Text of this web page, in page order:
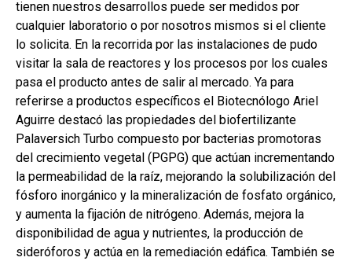
tienen nuestros desarrollos puede ser medidos por
cualquier laboratorio o por nosotros mismos si el cliente
lo solicita. En la recorrida por las instalaciones de pudo
visitar la sala de reactores y los procesos por los cuales
pasa el producto antes de salir al mercado. Ya para
referirse a productos específicos el Biotecnólogo Ariel
Aguirre destacó las propiedades del biofertilizante
Palaversich Turbo compuesto por bacterias promotoras
del crecimiento vegetal (PGPG) que actúan incrementando
la permeabilidad de la raíz, mejorando la solubilización del
fósforo inorgánico y la mineralización de fosfato orgánico,
y aumenta la fijación de nitrógeno. Además, mejora la
disponibilidad de agua y nutrientes, la producción de
sideróforos y actúa en la remediación edáfica. También se